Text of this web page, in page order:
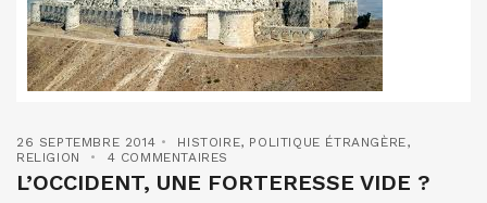
26 SEPTEMBRE 2014 HISTOIRE, POLITIQUE ÉTRANGÈRE,
RELIGION
4 COMMENTAIRES
L’OCCIDENT, UNE FORTERESSE VIDE ?